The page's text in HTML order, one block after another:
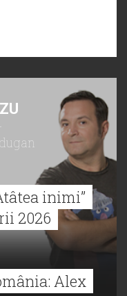
inimi”
2026
Alex